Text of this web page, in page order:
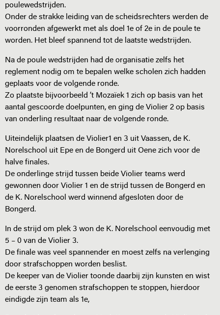
poulewedstrijden.
Onder de strakke leiding van de scheidsrechters werden de
voorronden afgewerkt met als doel 1e of 2e in de poule te
worden. Het bleef spannend tot de laatste wedstrijden.
Na de poule wedstrijden had de organisatie zelfs het
reglement nodig om te bepalen welke scholen zich hadden
geplaats voor de volgende ronde.
Zo plaatste bijvoorbeeld ’t Mozaïek 1 zich op basis van het
aantal gescoorde doelpunten, en ging de Violier 2 op basis
van onderling resultaat naar de volgende ronde.
Uiteindelijk plaatsen de Violier1 en 3 uit Vaassen, de K.
Norelschool uit Epe en de Bongerd uit Oene zich voor de
halve finales.
De onderlinge strijd tussen beide Violier teams werd
gewonnen door Violier 1 en de strijd tussen de Bongerd en
de K. Norelschool werd winnend afgesloten door de
Bongerd.
In de strijd om plek 3 won de K. Norelschool eenvoudig met
5 – 0 van de Violier 3.
De finale was veel spannender en moest zelfs na verlenging
door strafschoppen worden beslist.
De keeper van de Violier toonde daarbij zijn kunsten en wist
de eerste 3 genomen strafschoppen te stoppen, hierdoor
eindigde zijn team als 1e,